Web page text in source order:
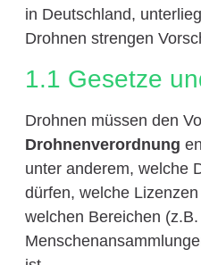
in Deutschland,
Drohnen strengen
1.1 Gesetze
Drohnen müssen den
Drohnenverordnung
unter anderem, welche
dürfen, welche
welchen Bereichen